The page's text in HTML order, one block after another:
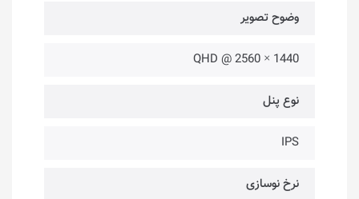
وضوح تصویر
1440 × 2560 @ QHD
نوع پنل
IPS
نرخ نوسازی